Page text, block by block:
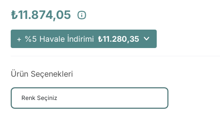
₺11.874,05
+ %5 Havale İndirimi ₺11.280,35
Ürün Seçenekleri